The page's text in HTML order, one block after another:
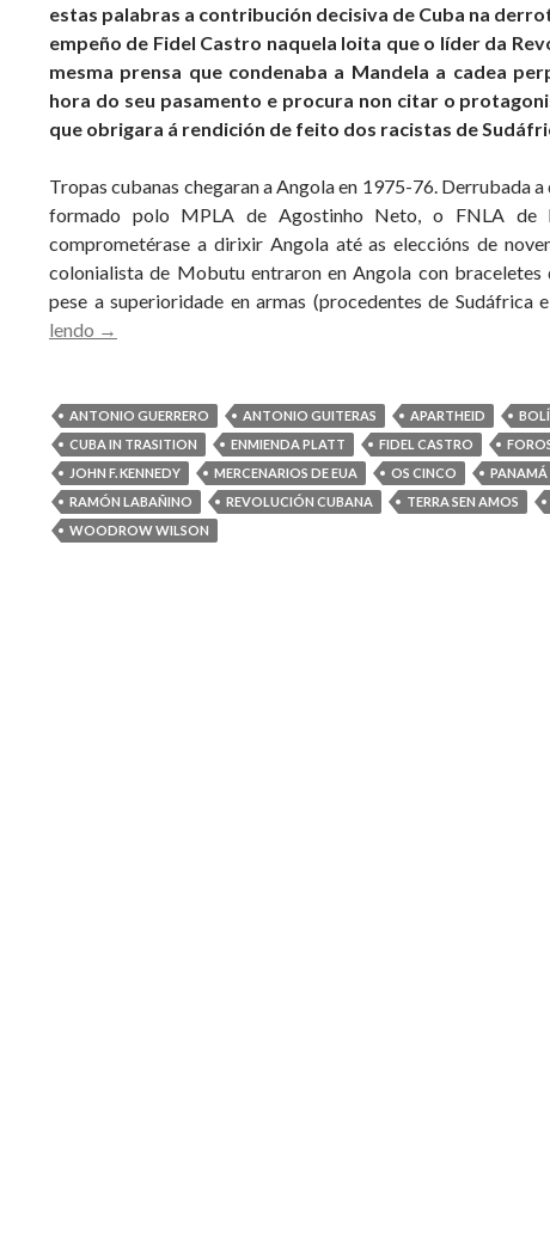
estas palabras a contribución decisiva de Cuba na
empeño de Fidel Castro naquela loita que o líder da
mesma prensa que condenaba a Mandela a cadea
hora do seu pasamento e procura non citar o
que obrigara á rendición de feito dos racistas de
Tropas cubanas chegaran a Angola en 1975-76. Derrubada
formado polo MPLA de Agostinho Neto, o FNLA de
comprometérase a dirixir Angola até as eleccións de
colonialista de Mobutu entraron en Angola con
pese a superioridade en armas (procedentes de Sudáfrica
lendo OS
A
VITAL
PARTICIPACIÓN
DE
CUBA
→
ANTONIO GUERRERO ANTONIO GUITERAS APARTHEID
CUBA IN TRASITION
ENMIENDA PLATT FIDEL CASTRO
JOHN F. KENNEDY
MERCENARIOS DE EUA OS CINCO PANAMÁ
RAMÓN LABAÑINO
REVOLUCIÓN CUBANA TERRA SEN AMOS
WOODROW WILSON